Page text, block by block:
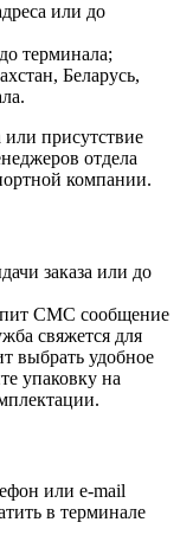
или до
терминала;
Беларусь,
присутствие
отдела
компании.
заказа или до
СМС сообщение
свяжется для
выбрать удобное
упаковку на
или e-mail
в терминале